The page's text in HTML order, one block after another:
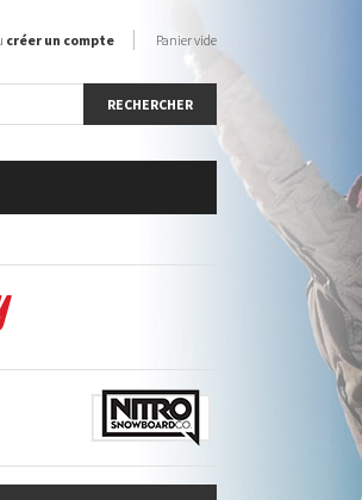
créer un compte Panier vide